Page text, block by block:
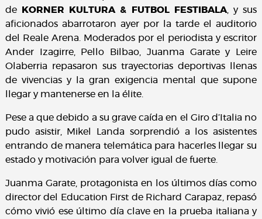
de
KORNER KULTURA & FUTBOL FESTIBALA, y sus
aficionados abarrotaron ayer por la tarde el auditorio
del Reale Arena. Moderados por el periodista y escritor
Ander Izagirre, Pello Bilbao, Juanma Garate y Leire
Olaberria repasaron sus trayectorias deportivas llenas
de vivencias y la gran exigencia mental que supone
llegar y mantenerse en la élite.
Pese a que debido a su grave caída en el Giro d’Italia no
pudo asistir, Mikel Landa sorprendió a los asistentes
entrando de manera telemática para hacerles llegar su
estado y motivación para volver igual de fuerte.
Juanma Garate, protagonista en los últimos días como
director del Education First de Richard Carapaz, repasó
cómo vivió ese último día clave en la prueba italiana y